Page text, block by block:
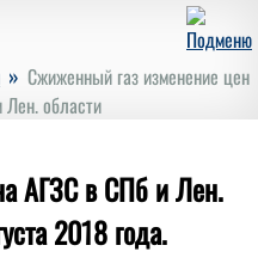
» Сжиженный газ изменение цен
области
АГЗС в СПб и Лен.
2018 года.